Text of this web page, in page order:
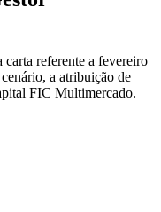
referente a fevereiro
a atribuição de
FIC Multimercado.